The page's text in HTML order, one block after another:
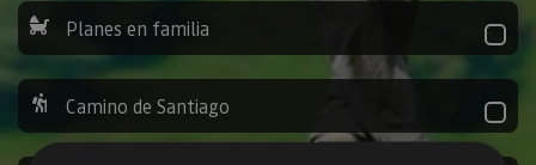
Planes en familia
Camino de Santiago